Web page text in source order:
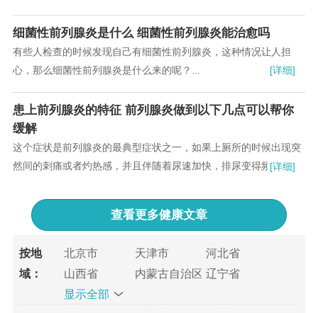
腺炎了。...
细菌性前列腺炎是什么 细菌性前列腺炎能治愈吗
有些人检查的时候发现自己有细菌性前列腺炎，这种情况让人担
心，那么细菌性前列腺炎是什么来的呢？...
[详细]
患上前列腺炎的特征 前列腺炎做到以下几点可以帮你
缓解
这个症状是前列腺炎的最典型症状之一，如果上厕所的时候出现突
然间的刺痛或者灼热感，并且伴随着尿速加快，排尿变得频繁起
腺炎了。...
[详细]
查看更多健康文章
按地
域：
北京市 天津市
河北省
山西省
内蒙古自治区 辽宁省
吉林省
显示全部